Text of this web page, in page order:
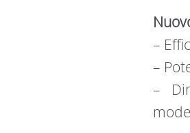
–
–
–